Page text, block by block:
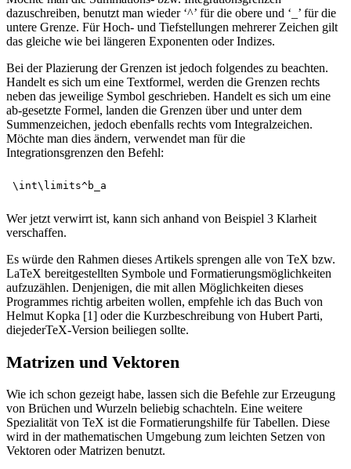
dazuschreiben, benutzt man wieder ‘^’ für die obere und ‘_’ für die
untere Grenze. Für Hoch- und Tiefstellungen mehrerer Zeichen gilt
das gleiche wie bei längeren Exponenten oder Indizes.
Bei der Plazierung der Grenzen ist jedoch folgendes zu beachten.
Handelt es sich um eine Textformel, werden die Grenzen rechts
neben das jeweilige Symbol geschrieben. Handelt es sich um eine
ab-gesetzte Formel, landen die Grenzen über und unter dem
Summenzeichen, jedoch ebenfalls rechts vom Integralzeichen.
Möchte man dies ändern, verwendet man für die
Integrationsgrenzen den Befehl:
Wer jetzt verwirrt ist, kann sich anhand von Beispiel 3 Klarheit
verschaffen.
Es würde den Rahmen dieses Artikels sprengen alle von TeX bzw.
LaTeX bereitgestellten Symbole und Formatierungsmöglichkeiten
aufzuzählen. Denjenigen, die mit allen Möglichkeiten dieses
Programmes richtig arbeiten wollen, empfehle ich das Buch von
Helmut Kopka [1] oder die Kurzbeschreibung von Hubert Parti,
diejederTeX-Version beiliegen sollte.
Matrizen und Vektoren
Wie ich schon gezeigt habe, lassen sich die Befehle zur Erzeugung
von Brüchen und Wurzeln beliebig schachteln. Eine weitere
Spezialität von TeX ist die Formatierungshilfe für Tabellen. Diese
wird in der mathematischen Umgebung zum leichten Setzen von
Vektoren oder Matrizen benutzt.